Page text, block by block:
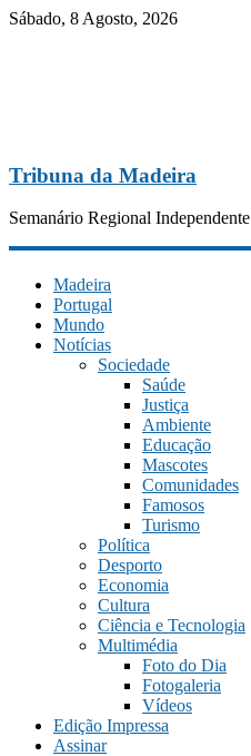
Sábado, 8 Agosto, 2026
Tribuna da Madeira
Semanário Regional Independente
Madeira
Portugal
Mundo
Notícias
Sociedade
Saúde
Justiça
Ambiente
Educação
Mascotes
Comunidades
Famosos
Turismo
Política
Desporto
Economia
Cultura
Ciência e Tecnologia
Multimédia
Foto do Dia
Fotogaleria
Vídeos
Edição Impressa
Assinar